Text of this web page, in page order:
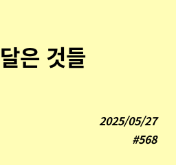
은 것들
2025/05/27
#568